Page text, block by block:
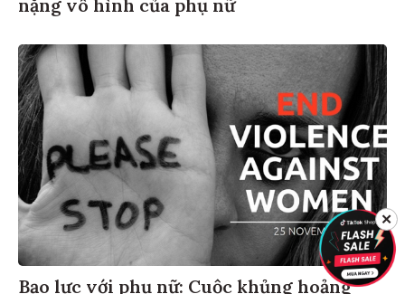
Bạo lực với phụ nữ: Cuộc khủng hoảng
✕